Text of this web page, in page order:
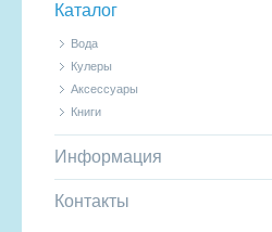
Каталог
Вода
Кулеры
Аксессуары
Книги
Информация
Контакты